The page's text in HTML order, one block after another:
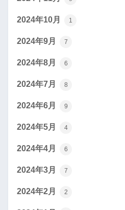
2024年10月 1
2024年9月 7
2024年8月 6
2024年7月 8
2024年6月 9
2024年5月 4
2024年4月 6
2024年3月 7
2024年2月 2